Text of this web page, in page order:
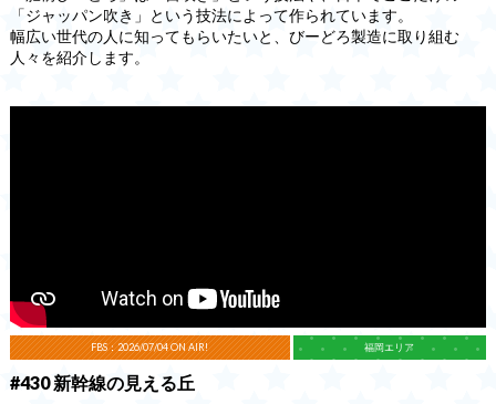
「ジャッパン吹き」という技法によって作られています。
幅広い世代の人に知ってもらいたいと、びーどろ製造に取り組む
人々を紹介します。
FBS：2026/07/04 ON AIR! 福岡エリア
#430 新幹線の見える丘